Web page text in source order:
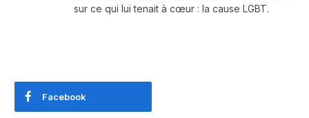
sur ce qui lui tenait à cœur : la cause LGBT.
Facebook